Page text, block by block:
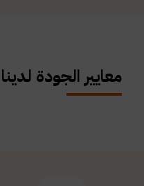
معايير الجودة لدينا